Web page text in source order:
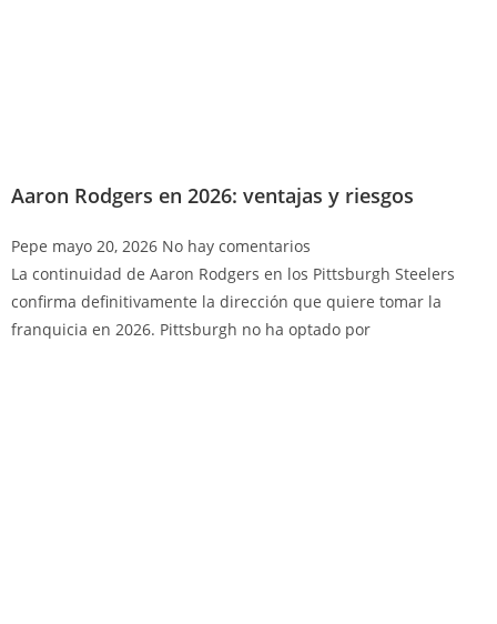
Aaron Rodgers en 2026: ventajas y riesgos
Pepe mayo 20, 2026 No hay comentarios
La continuidad de Aaron Rodgers en los Pittsburgh Steelers
confirma definitivamente la dirección que quiere tomar la
franquicia en 2026. Pittsburgh no ha optado por